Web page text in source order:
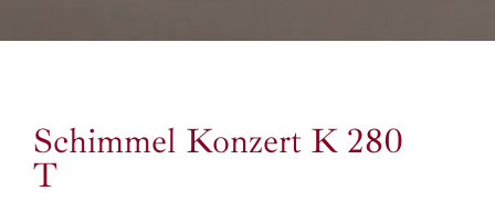
Schimmel Konzert K 280
T